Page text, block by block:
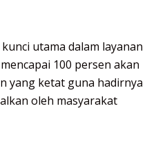
utama dalam layanan
100 persen akan
yang ketat guna hadirnya
oleh masyarakat